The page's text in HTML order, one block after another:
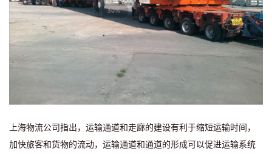
上海物流公司指出，运输通道和走廊的建设有利于缩短运输时间，
加快旅客和货物的流动，运输通道和通道的形成可以促进运输系统